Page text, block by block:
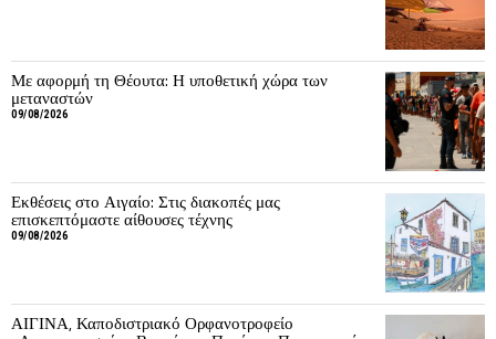
Με αφορμή τη Θέουτα: Η υποθετική χώρα των
μεταναστών
09/08/2026
Εκθέσεις στο Αιγαίο: Στις διακοπές μας
επισκεπτόμαστε αίθουσες τέχνης
09/08/2026
ΑΙΓΙΝΑ, Καποδιστριακό Ορφανοτροφείο